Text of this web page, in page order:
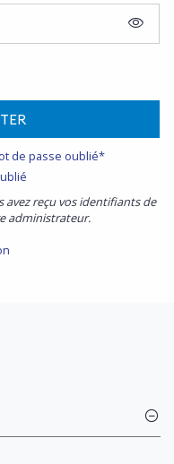
de passe oublié*
avez reçu vos identifiants de
administrateur.